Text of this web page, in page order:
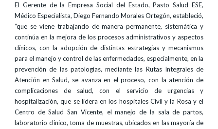
El Gerente de la Empresa Social del Estado, Pasto Salud ESE,
Médico Especialista, Diego Fernando Morales Ortegón, estableció,
“que se viene trabajando de manera permanente, sistemática y
continúa en la mejora de los procesos administrativos y aspectos
clínicos, con la adopción de distintas estrategias y mecanismos
para el manejo y control de las enfermedades, especialmente, en la
prevención de las patologías, mediante las Rutas Integrales de
Atención en Salud, se avanza en el proceso, con la atención de
complicaciones de salud, con el servicio de urgencias y
hospitalización, que se lidera en los hospitales Civil y la Rosa y el
Centro de Salud San Vicente, el manejo de la sala de partos,
laboratorio clínico, toma de muestras, ubicados en las mayoría de